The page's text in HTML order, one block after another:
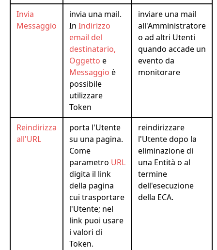
Invia
Messaggio
invia una mail.
In Indirizzo
email del
destinatario,
Oggetto e
Messaggio è
possibile
utilizzare
Token
inviare una mail
all'Amministratore
o ad altri Utenti
quando accade un
evento da
monitorare
Reindirizza
all'URL
porta l'Utente
su una pagina.
Come
parametro URL
digita il link
della pagina
cui trasportare
l'Utente; nel
link puoi usare
i valori di
Token.
reindirizzare
l'Utente dopo la
eliminazione di
una Entità o al
termine
dell'esecuzione
della ECA.